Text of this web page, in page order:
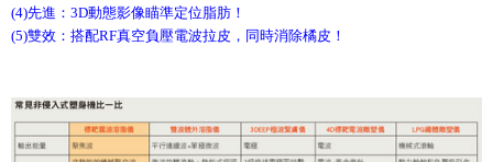
(4)先進：3D動態影像瞄準定位脂肪！
(5)雙效：搭配RF真空負壓電波拉皮，同時消除橘皮！